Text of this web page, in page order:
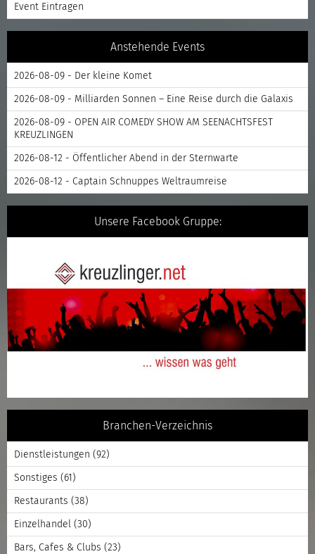
Event Eintragen
Anstehende Events
2026-08-09 - Der kleine Komet
2026-08-09 - Milliarden Sonnen – Eine Reise durch die Galaxis
2026-08-09 - OPEN AIR COMEDY SHOW AM SEENACHTSFEST
KREUZLINGEN
2026-08-12 - Öffentlicher Abend in der Sternwarte
2026-08-12 - Captain Schnuppes Weltraumreise
Unsere Facebook Gruppe:
Branchen-Verzeichnis
Dienstleistungen (92)
Sonstiges (61)
Restaurants (38)
Einzelhandel (30)
Bars, Cafes & Clubs (23)